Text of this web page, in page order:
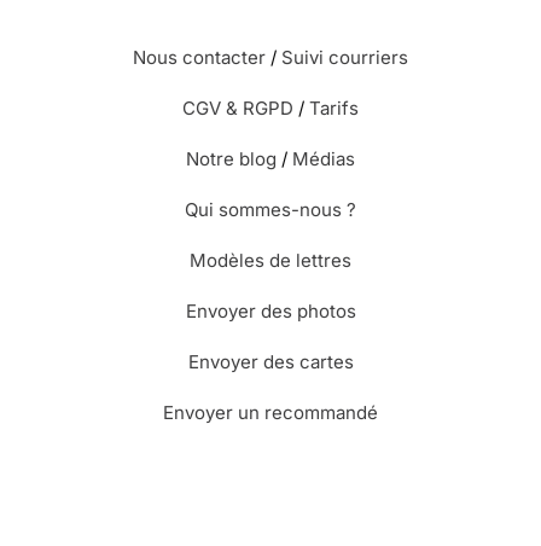
Nous contacter / Suivi courriers
CGV & RGPD / Tarifs
Notre blog / Médias
Qui sommes-nous ?
Modèles de lettres
Envoyer des photos
Envoyer des cartes
Envoyer un recommandé